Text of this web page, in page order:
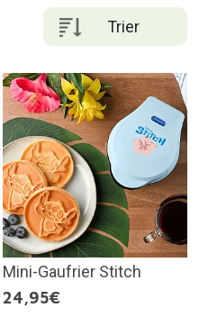
Trier
Mini-Gaufrier Stitch
24,95€